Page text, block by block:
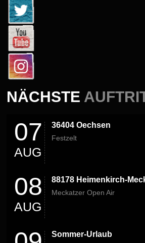
NÄCHSTE
07
AUG
36404 Oechsen
Festzelt
08
AUG
88178 Heimenkirch-
Meckatzer Open Air
Sommer-Urlaub